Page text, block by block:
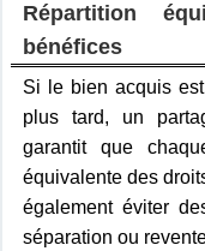
Répartition
bénéfices
Si le bien acquis
plus tard, un
garantit que
équivalente des
également éviter
séparation ou